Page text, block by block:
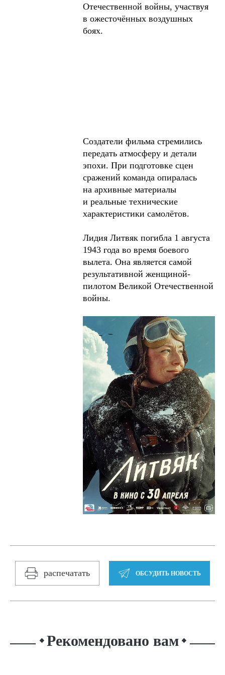
Отечественной войны, участвуя
в ожесточённых воздушных
боях.
Создатели фильма стремились
передать атмосферу и детали
эпохи. При подготовке сцен
сражений команда опиралась
на архивные материалы
и реальные технические
характеристики самолётов.
Лидия Литвяк погибла 1 августа
1943 года во время боевого
вылета. Она является самой
результативной женщиной-
пилотом Великой Отечественной
войны.
распечатать ОБСУДИТЬ НОВОСТЬ
⬥ Рекомендовано вам ⬥